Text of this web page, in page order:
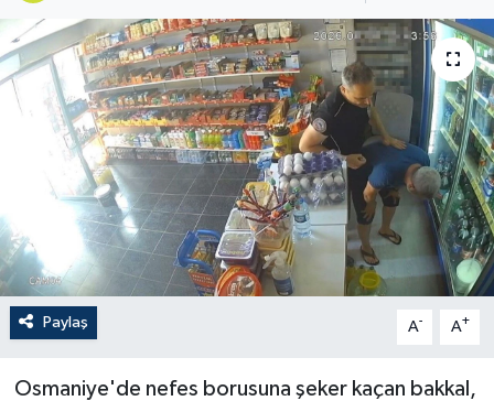
Paylaş A- A+
Osmaniye'de nefes borusuna şeker kaçan bakkal,